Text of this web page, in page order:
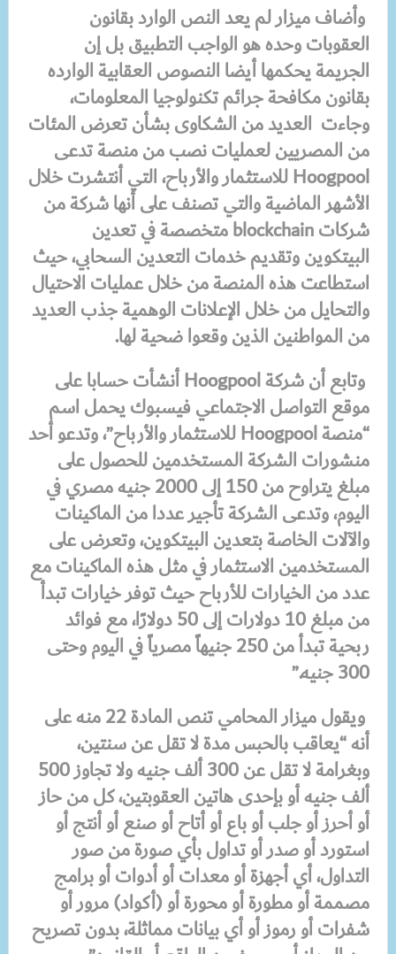
وأضاف ميزار لم يعد النص الوارد بقانون
العقوبات وحده هو الواجب التطبيق بل إن
الجريمة يحكمها أيضا النصوص العقابية الوارده
بقانون مكافحة جرائم تكنولوجيا المعلومات،
وجاءت العديد من الشكاوى بشأن تعرض المئات
من المصريين لعمليات نصب من منصة تدعى
Hoogpoolللاستثمار والأرباح، التي أنتشرت خلال
الأشهر الماضية والتي تصنف على أنها شركة من
شركاتblockchainمتخصصة في تعدين
البيتكوين وتقديم خدمات التعدين السحابي، حيث
استطاعت هذه المنصة من خلال عمليات الاحتيال
والتحايل من خلال الإعلانات الوهمية جذب العديد
من المواطنين الذين وقعوا ضحية لها.
وتابع أن شركةHoogpoolأنشأت حسابا على
موقع التواصل الاجتماعي فيسبوك يحمل اسم
“منصةHoogpoolللاستثمار والأرباح”، وتدعو أحد
منشورات الشركة المستخدمين للحصول على
مبلغ يتراوح من 150 إلى 2000 جنيه مصري في
اليوم، وتدعى الشركة تأجير عددا من الماكينات
والآلات الخاصة بتعدين البيتكوين، وتعرض على
المستخدمين الاستثمار في مثل هذه الماكينات مع
عدد من الخيارات للأرباح حيث توفر خيارات تبدأ
من مبلغ 10 دولارات إلى 50 دولارًا، مع فوائد
ربحية تبدأ من 250 جنيهاً مصرياً في اليوم وحتى
300 جنيه.”
ويقول ميزار المحامي تنص المادة 22 منه على
أنه “يعاقب بالحبس مدة لا تقل عن سنتين،
وبغرامة لا تقل عن 300 ألف جنيه ولا تجاوز 500
ألف جنيه أو بإحدى هاتين العقوبتين، كل من حاز
أو أحرز أو جلب أو باع أو أتاح أو صنع أو أنتج أو
استورد أو صدر أو تداول بأي صورة من صور
التداول، أي أجهزة أو معدات أو أدوات أو برامج
مصممة أو مطورة أو محورة أو (أكواد) مرور أو
شفرات أو رموز أو أي بيانات مماثلة، بدون تصريح